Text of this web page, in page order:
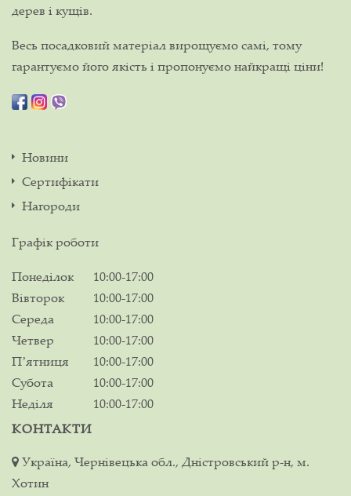
дерев і кущів.
Весь посадковий матеріал вирощуємо самі, тому
гарантуємо його якість і пропонуємо найкращі ціни!
Новини
Сертифікати
Нагороди
Графік роботи
Понеділок
10:00-17:00
Вівторок
10:00-17:00
Середа
10:00-17:00
Четвер
10:00-17:00
Пʼятниця
10:00-17:00
Субота
10:00-17:00
Неділя
10:00-17:00
КОНТАКТИ
Україна, Чернівецька обл., Дністровський р-н, м.
Хотин